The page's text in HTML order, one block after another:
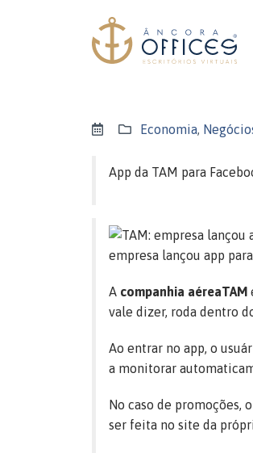
Economia,
App da TAM para
empresa lançou app
A companhia aéreaTAM
vale dizer, roda dentro
Ao entrar no app, o
a monitorar
No caso de promoções,
ser feita no site da